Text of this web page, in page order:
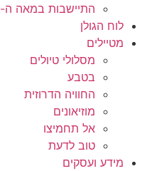
התיישבות במאה ה- 19
לוח הגולן
מטיילים
מסלולי טיולים
בטבע
החוויה הדרוזית
מוזיאונים
אל תחמיצו
טוב לדעת
מידע ועסקים